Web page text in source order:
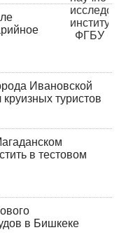
Ивановской
туристов
в тестовом
в Бишкеке